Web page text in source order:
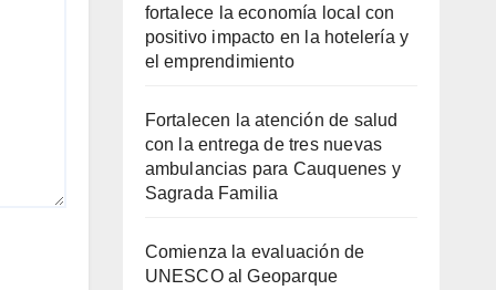
fortalece la economía local con
positivo impacto en la hotelería y
el emprendimiento
Fortalecen la atención de salud
con la entrega de tres nuevas
ambulancias para Cauquenes y
Sagrada Familia
Comienza la evaluación de
UNESCO al Geoparque